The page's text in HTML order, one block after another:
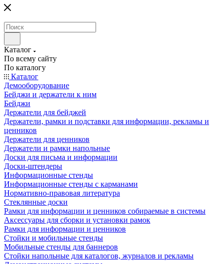
Каталог
По всему сайту
По каталогу
Каталог
Демооборудование
Бейджи и держатели к ним
Бейджи
Держатели для бейджей
Держатели, рамки и подставки для информации, рекламы и
ценников
Держатели для ценников
Держатели и рамки напольные
Доски для письма и информации
Доски-штендеры
Информационные стенды
Информационные стенды с карманами
Нормативно-правовая литература
Стеклянные доски
Рамки для информации и ценников собираемые в системы
Аксессуары для сборки и установки рамок
Рамки для информации и ценников
Стойки и мобильные стенды
Мобильные стенды для баннеров
Стойки напольные для каталогов, журналов и рекламы